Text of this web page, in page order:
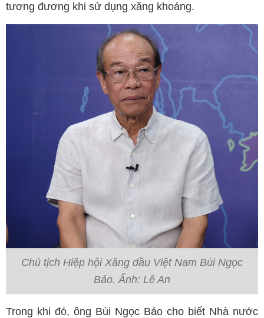
tương đương khi sử dụng xăng khoáng.
Chủ tịch Hiệp hội Xăng dầu Việt Nam Bùi Ngọc
Bảo. Ẩnh: Lê An
Trong khi đó, ông Bùi Ngọc Bảo cho biết Nhà nước